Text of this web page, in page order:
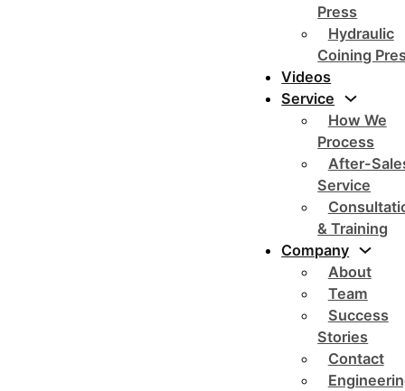
Press
Hydraulic
Coining
Videos
Service
How We
Process
After-
Service
& Training
Company
About
Team
Success
Stories
Contact